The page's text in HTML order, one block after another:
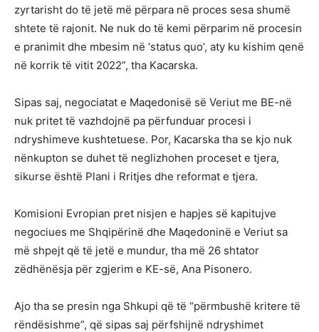
zyrtarisht do të jetë më përpara në proces sesa shumë
shtete të rajonit. Ne nuk do të kemi përparim në procesin
e pranimit dhe mbesim në ‘status quo’, aty ku kishim qenë
në korrik të vitit 2022”, tha Kacarska.
Sipas saj, negociatat e Maqedonisë së Veriut me BE-në
nuk pritet të vazhdojnë pa përfunduar procesi i
ndryshimeve kushtetuese. Por, Kacarska tha se kjo nuk
nënkupton se duhet të neglizhohen proceset e tjera,
sikurse është Plani i Rritjes dhe reformat e tjera.
Komisioni Evropian pret nisjen e hapjes së kapitujve
negociues me Shqipërinë dhe Maqedoninë e Veriut sa
më shpejt që të jetë e mundur, tha më 26 shtator
zëdhënësja për zgjerim e KE-së, Ana Pisonero.
Ajo tha se presin nga Shkupi që të “përmbushë kritere të
rëndësishme”, që sipas saj përfshijnë ndryshimet